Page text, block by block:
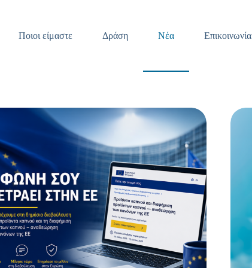
Ποιοι είμαστε Δράση Νέα Επικοινωνία